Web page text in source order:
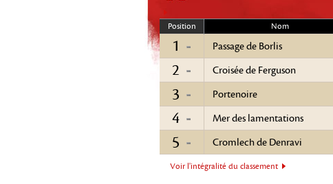
Position Nom
1 Passage de Borlis
2 Croisée de Ferguson
3 Portenoire
4 Mer des lamentations
5 Cromlech de Denravi
Voir l'intégralité du classement